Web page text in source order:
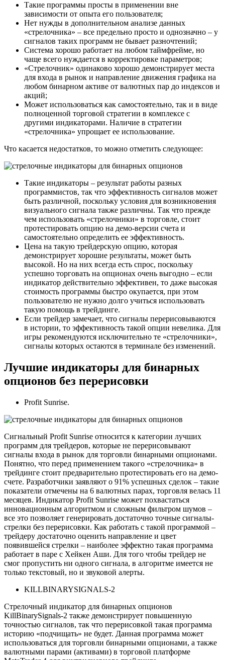
Такие программы просты в применении вне
зависимости от опыта его пользователя;
Нет нужды в дополнительном анализе данных
«стрелочника» – все предельно просто и однозначно – у
сигналов таких программ не бывает разночтений;
Система хорошо работает на любом таймфрейме, но
чаще всего нуждается в корректировке параметров;
«Стрелочник» одинаково хорошо демонстрирует места
для входа в рынок и направление движения графика на
любом бинарном активе от валютных пар до индексов и
акций;
Может использоваться как самостоятельно, так и в виде
полноценной торговой стратегии в комплексе с
другими индикаторами. Наличие в стратегии
«стрелочника» упрощает ее использование.
Что касается недостатков, то можно отметить следующее:
Такие индикаторы – результат работы разных
программистов, так что эффективность сигналов может
быть различной, поскольку условия для возникновения
визуального сигнала также различны. Так что прежде
чем использовать «стрелочники» в торговле, стоит
протестировать опцию на демо-версии счета и
самостоятельно определить ее эффективность.
Цена на такую трейдерскую опцию, которая
демонстрирует хорошие результаты, может быть
высокой. Но на них всегда есть спрос, поскольку
успешно торговать на опционах очень выгодно – если
индикатор действительно эффективен, то даже высокая
стоимость программы быстро окупается, при этом
пользователю не нужно долго учиться использовать
такую помощь в трейдинге.
Если трейдер замечает, что сигналы перерисовываются
в истории, то эффективность такой опции невелика. Для
игры рекомендуются исключительно те «стрелочники»,
сигналы которых остаются в терминале без изменений.
Лучшие индикаторы для бинарных
опционов без перерисовки
Profit Sunrise.
Сигнальный Profit Sunrise относится к категории лучших
программ для трейдеров, которые не перерисовывают
сигналы входа в рынок для торговли бинарными опционами.
Понятно, что перед применением такого «стрелочника» в
трейдинге стоит предварительно протестировать его на демо-
счете. Разработчики заявляют о 91% успешных сделок – такие
показатели отмечены на 6 валютных парах, торговля велась 11
месяцев. Индикатор Profit Sunrise может похвастаться
инновационным алгоритмом и сложным фильтром шумов –
все это позволяет генерировать достаточно точные сигналы-
стрелки без перерисовки. Как работать с такой программой –
трейдеру достаточно оценить направление и цвет
появившейся стрелки – наиболее эффектно такая программа
работает в паре с Хейкен Аши. Для того чтобы трейдер не
смог пропустить ни одного сигнала, в алгоритме имеется не
только текстовый, но и звуковой алерты.
KILLBINARYSIGNALS-2
Стрелочный индикатор для бинарных опционов
KillBinarySignals-2 также демонстрирует повышенную
точностью сигналов, так что перерисовкой такая программа
историю «подчищать» не будет. Данная программа может
использоваться для торговли бинарными опционами, а также
валютными парами (активами) в торговой платформе